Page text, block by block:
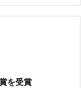
を受賞